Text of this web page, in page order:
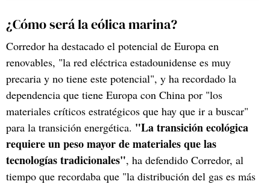
¿Cómo será la eólica marina?
Corredor ha destacado el potencial de Europa en
renovables, "la red eléctrica estadounidense es muy
precaria y no tiene este potencial", y ha recordado la
dependencia que tiene Europa con China por "los
materiales críticos estratégicos que hay que ir a buscar"
para la transición energética. "La transición ecológica
requiere un peso mayor de materiales que las
tecnologías tradicionales", ha defendido Corredor, al
tiempo que recordaba que "la distribución del gas es más